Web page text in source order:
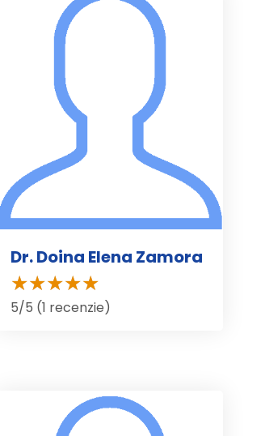
Dr. Doina Elena Zamora
5/5 (1 recenzie)